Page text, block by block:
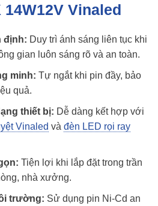
Vinaled
định: Duy trì ánh sáng liên tục khi
gian luôn sáng rõ và an toàn.
minh: Tự ngắt khi pin đầy, bảo
quả.
thiết bị: Dễ dàng kết hợp với
Vinaled và đèn LED rọi ray
Tiện lợi khi lắp đặt trong trần
nhà xưởng.
trường: Sử dụng pin Ni-Cd an